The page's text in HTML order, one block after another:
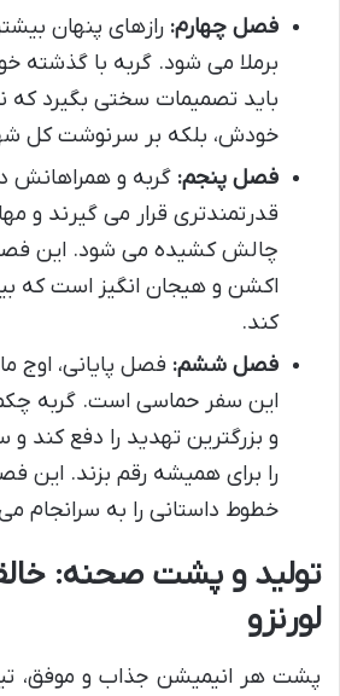
فصل چهارم: رازهای پنهان
برملا می شود. گربه با گذشته
باید تصمیمات سختی بگیرد که
خودش، بلکه بر سرنوشت کل
فصل پنجم: گربه و همراهانش
قدرتمندتری قرار می گیرند و
چالش کشیده می شود. این
اکشن و هیجان انگیز است که
کند.
فصل ششم: فصل پایانی، اوج
این سفر حماسی است. گربه
و بزرگترین تهدید را دفع کند
را برای همیشه رقم بزند. این
خطوط داستانی را به سرانجام
تولید و پشت صحنه:
لورنزو
پشت هر انیمیشن جذاب و موفق،